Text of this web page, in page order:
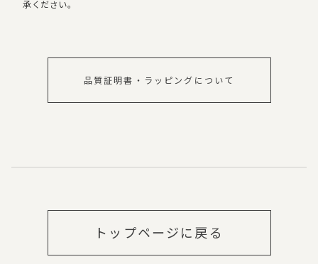
承ください。
品質証明書・ラッピングについて
トップページに戻る